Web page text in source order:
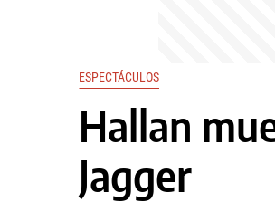
ESPECTÁCULOS
Hallan
Jagger